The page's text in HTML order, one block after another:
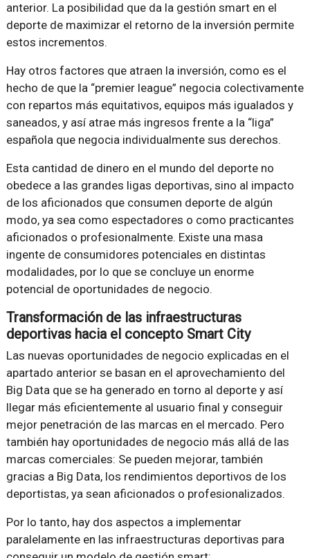
anterior. La posibilidad que da la gestión smart en el
deporte de maximizar el retorno de la inversión permite
estos incrementos.
Hay otros factores que atraen la inversión, como es el
hecho de que la “premier league” negocia colectivamente
con repartos más equitativos, equipos más igualados y
saneados, y así atrae más ingresos frente a la “liga”
española que negocia individualmente sus derechos.
Esta cantidad de dinero en el mundo del deporte no
obedece a las grandes ligas deportivas, sino al impacto
de los aficionados que consumen deporte de algún
modo, ya sea como espectadores o como practicantes
aficionados o profesionalmente. Existe una masa
ingente de consumidores potenciales en distintas
modalidades, por lo que se concluye un enorme
potencial de oportunidades de negocio.
Transformación de las infraestructuras
deportivas hacia el concepto Smart City
Las nuevas oportunidades de negocio explicadas en el
apartado anterior se basan en el aprovechamiento del
Big Data que se ha generado en torno al deporte y así
llegar más eficientemente al usuario final y conseguir
mejor penetración de las marcas en el mercado. Pero
también hay oportunidades de negocio más allá de las
marcas comerciales: Se pueden mejorar, también
gracias a Big Data, los rendimientos deportivos de los
deportistas, ya sean aficionados o profesionalizados.
Por lo tanto, hay dos aspectos a implementar
paralelamente en las infraestructuras deportivas para